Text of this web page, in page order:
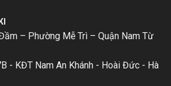
– Phường Mễ Trì – Quận Nam Từ
- KĐT Nam An Khánh - Hoài Đức - Hà